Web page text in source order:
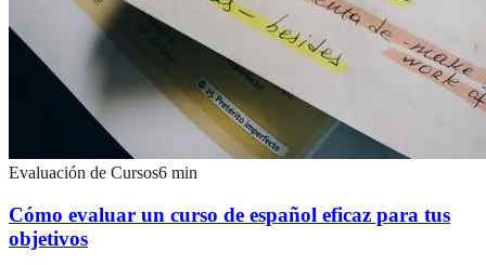
Evaluación de Cursos6 min
Cómo evaluar un curso de español eficaz para tus
objetivos